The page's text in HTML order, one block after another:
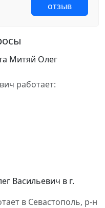
отзыв
Митяй Олег
работает:
Васильевич в г.
в Севастополь, р-н